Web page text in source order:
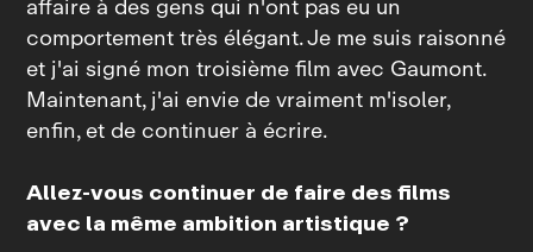
comportement très élégant. Je me suis raisonné
et j'ai signé mon troisième film avec Gaumont.
Maintenant, j'ai envie de vraiment m'isoler,
enfin, et de continuer à écrire.
Allez-vous continuer de faire des films
avec la même ambition artistique ?